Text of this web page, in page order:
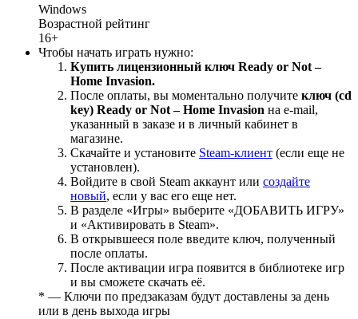
Windows
Возрастной рейтинг
16+
Чтобы начать играть нужно:
Купить лицензионный ключ Ready or Not –
Home Invasion.
После оплаты, вы моментально получите ключ (cd
key) Ready or Not – Home Invasion на е-mail,
указанный в заказе и в личный кабинет в
магазине.
Скачайте и установите Steam-клиент (если еще не
установлен).
Войдите в свой Steam аккаунт или создайте
новый, если у вас его еще нет.
В разделе «Игры» выберите «ДОБАВИТЬ ИГРУ»
и «Активировать в Steam».
В открывшееся поле введите ключ, полученный
после оплаты.
После активации игра появится в библиотеке игр
и вы сможете скачать её.
* — Ключи по предзаказам будут доставлены за день
или в день выхода игры